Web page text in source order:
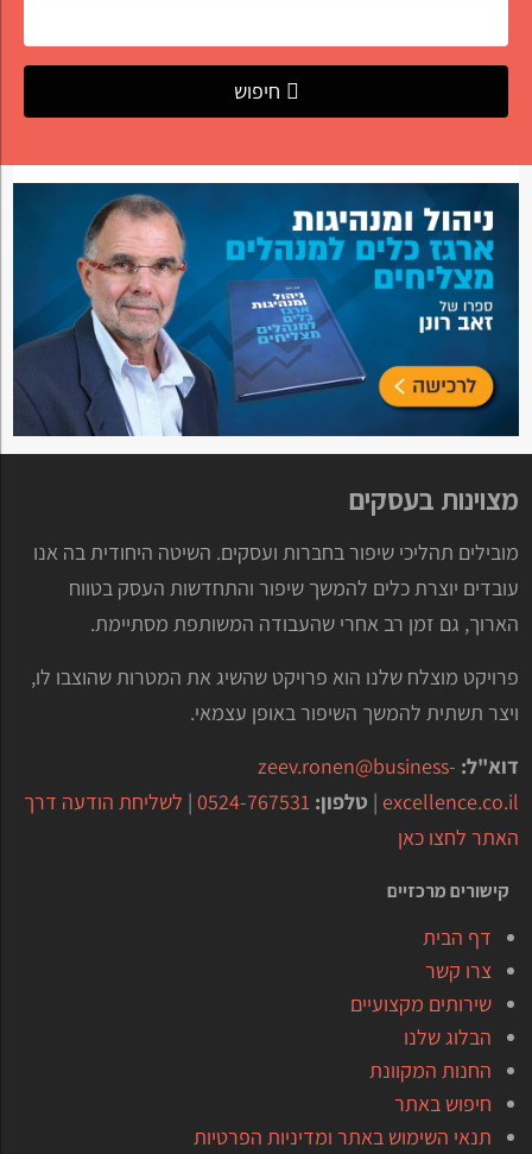
חיפוש
מצוינות בעסקים
מובילים תהליכי שיפור בחברות ועסקים. השיטה היחודית בה אנו
עובדים יוצרת כלים להמשך שיפור והתחדשות העסק בטווח
הארוך, גם זמן רב אחרי שהעבודה המשותפת מסתיימת.
פרויקט מוצלח שלנו הוא פרויקט שהשיג את המטרות שהוצבו לו,
ויצר תשתית להמשך השיפור באופן עצמאי.
דוא"ל: zeev.ronen@business-
excellence.co.il
| טלפון: 0524-767531
| לשליחת הודעה דרך
האתר לחצו כאן
קישורים מרכזיים
דף הבית
צרו קשר
שירותים מקצועיים
הבלוג שלנו
החנות המקוונת
חיפוש באתר
תנאי השימוש באתר ומדיניות הפרטיות